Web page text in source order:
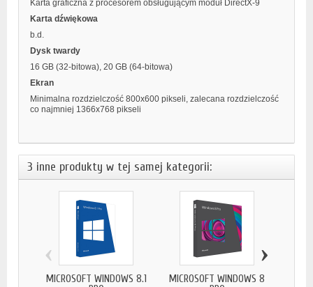
Karta graficzna z procesorem obsługującym moduł DirectX-9
Karta dźwiękowa
b.d.
Dysk twardy
16 GB (32-bitowa), 20 GB (64-bitowa)
Ekran
Minimalna rozdzielczość 800x600 pikseli, zalecana rozdzielczość
co najmniej 1366x768 pikseli
3 inne produkty w tej samej kategorii:
MICROSOFT WINDOWS 8.1
MICROSOFT WINDOWS 8
‹ ›